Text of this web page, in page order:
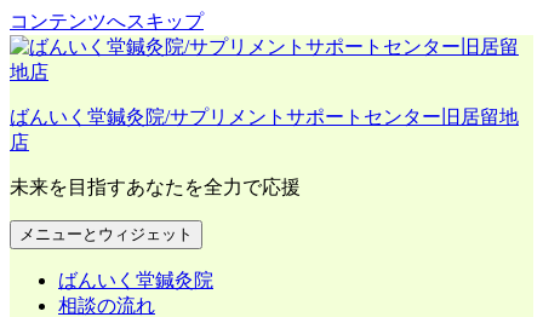
コンテンツへスキップ
ばんいく堂鍼灸院/サプリメントサポートセンター旧居留地
店
未来を目指すあなたを全力で応援
メニューとウィジェット
ばんいく堂鍼灸院
相談の流れ